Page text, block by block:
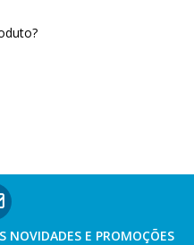
NOVIDADES E PROMOÇÕES